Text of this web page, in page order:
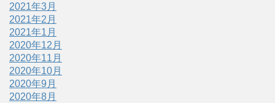
2021年3月
2021年2月
2021年1月
2020年12月
2020年11月
2020年10月
2020年9月
2020年8月